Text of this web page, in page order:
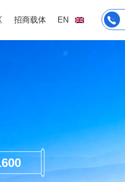
招商载体 EN